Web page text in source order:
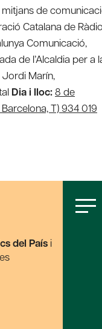
de
Catalana de
Comunicació,
de l’Alcaldia per a
Jordi Marín,
Dia i lloc:8 de
T) 934 019
del País i